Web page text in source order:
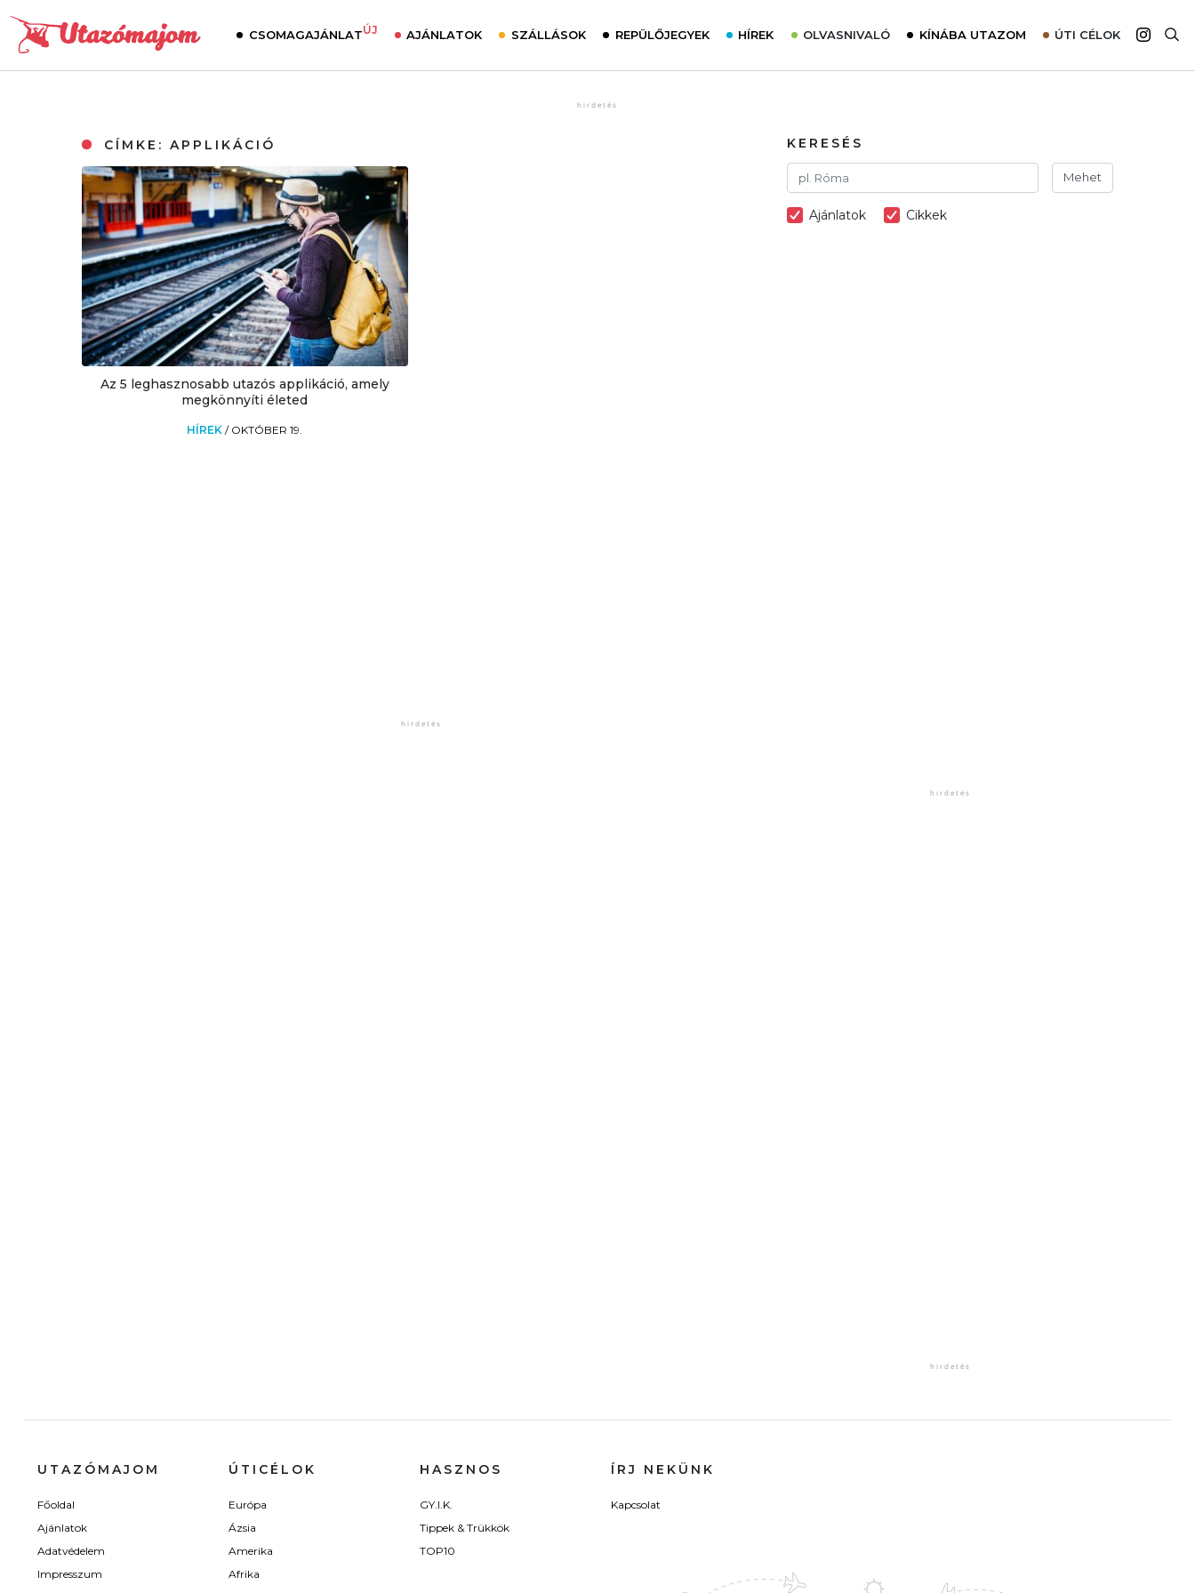
CSOMAGAJÁNLATÚJ AJÁNLATOK SZÁLLÁSOK REPÜLŐJEGYEK HÍREK OLVASNIVALÓ
Interjú
Élménybeszámolók
KÍNÁBA UTAZOM ÚTI CÉLOK
Ausztrália
CÍMKE:APPLIKÁCIÓ
Az 5 leghasznosabb utazós applikáció, amely
megkönnyíti életed
HÍREK/ OKTÓBER 19.
KERESÉS
Mehet
Ajánlatok Cikkek
UTAZÓMAJOM
Főoldal
Ajánlatok
Adatvédelem
Impresszum
ÚTICÉLOK
Európa
Ázsia
Amerika
Afrika
HASZNOS
GY.I.K.
Tippek & Trükkök
TOP10
ÍRJ NEKÜNK
Kapcsolat